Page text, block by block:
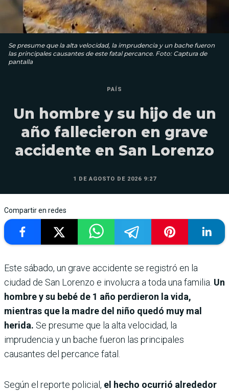
Se presume que la alta velocidad, la imprudencia y un bache fueron
las principales causantes de este fatal percance. Foto: Captura de
pantalla
PAÍS
Un hombre y su hijo de un
año fallecieron en grave
accidente en San Lorenzo
1 DE AGOSTO DE 2026 9:27
Compartir en redes
Este sábado, un grave accidente se registró en la
ciudad de San Lorenzo e involucra a toda una familia. Un
hombre y su bebé de 1 año perdieron la vida,
mientras que la madre del niño quedó muy mal
herida. Se presume que la alta velocidad, la
imprudencia y un bache fueron las principales
causantes del percance fatal.
Según el reporte policial, el hecho ocurrió alrededor